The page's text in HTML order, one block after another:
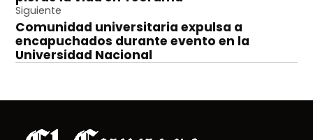
Siguiente
Comunidad universitaria expulsa a
encapuchados durante evento en la
Universidad Nacional